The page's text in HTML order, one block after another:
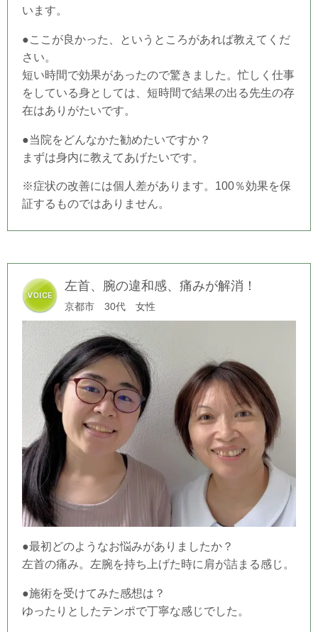
います。
●ここが良かった、というところがあれば教えてくだ
さい。
短い時間で効果があったので驚きました。忙しく仕事
をしている身としては、短時間で結果の出る先生の存
在はありがたいです。
●当院をどんなかた勧めたいですか？
まずは身内に教えてあげたいです。
※症状の改善には個人差があります。100％効果を保
証するものではありません。
左首、腕の違和感、痛みが解消！
京都市 30代 女性
●最初どのようなお悩みがありましたか？
左首の痛み。左腕を持ち上げた時に肩が詰まる感じ。
●施術を受けてみた感想は？
ゆったりとしたテンポで丁寧な感じでした。